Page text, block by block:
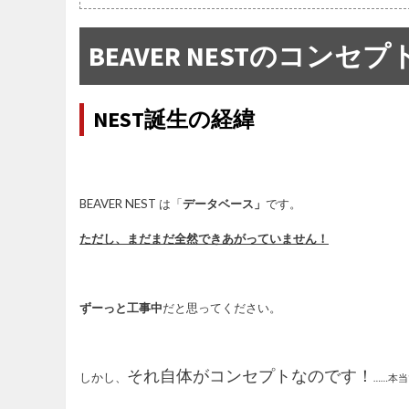
BEAVER NESTのコンセプ
NEST誕生の経緯
BEAVER NEST は「データベース」 です。
ただし、まだまだ全然できあがっていません！
ずーっと工事中だと思ってください。
しかし、 それ自体がコンセプトなのです！ ……本